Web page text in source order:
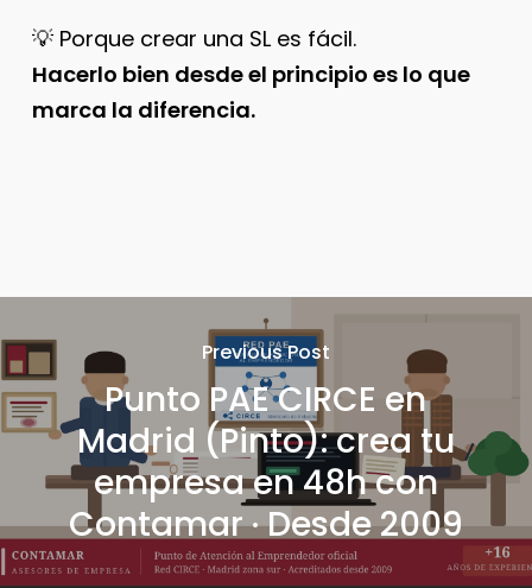
💡 Porque crear una SL es fácil.
Hacerlo bien desde el principio es lo que
marca la diferencia.
Previous Post
Punto PAE CIRCE en
Madrid (Pinto): crea tu
empresa en 48h con
Contamar · Desde 2009